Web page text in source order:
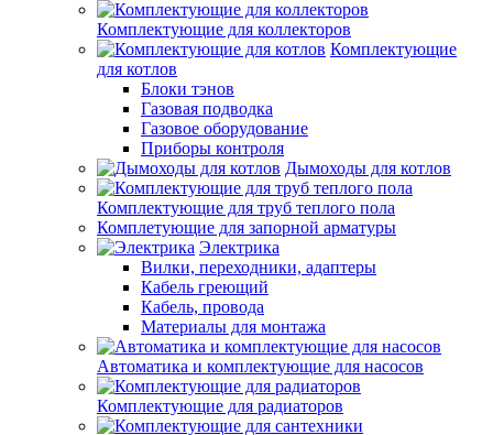
Комплектующие для коллекторов
Комплектующие
для котлов
Блоки тэнов
Газовая подводка
Газовое оборудование
Приборы контроля
Дымоходы для котлов
Комплектующие для труб теплого пола
Комплетующие для запорной арматуры
Электрика
Вилки, переходники, адаптеры
Кабель греющий
Кабель, провода
Материалы для монтажа
Автоматика и комплектующие для насосов
Комплектующие для радиаторов